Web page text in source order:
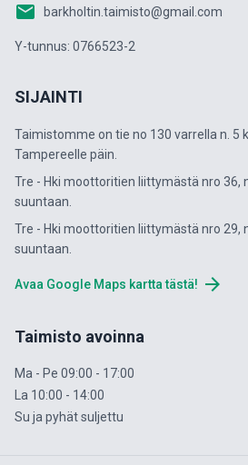
email barkholtin.taimisto@gmail.com
Y-tunnus: 0766523-2
SIJAINTI
Taimistomme on tie no 130 varrella n. 5
Tampereelle päin.
Tre - Hki moottoritien liittymästä nro 36,
suuntaan.
Tre - Hki moottoritien liittymästä nro 29,
suuntaan.
Avaa Google Maps kartta tästä! arrow_forward
Taimisto avoinna
Ma - Pe 09:00 - 17:00
La 10:00 - 14:00
Su ja pyhät suljettu